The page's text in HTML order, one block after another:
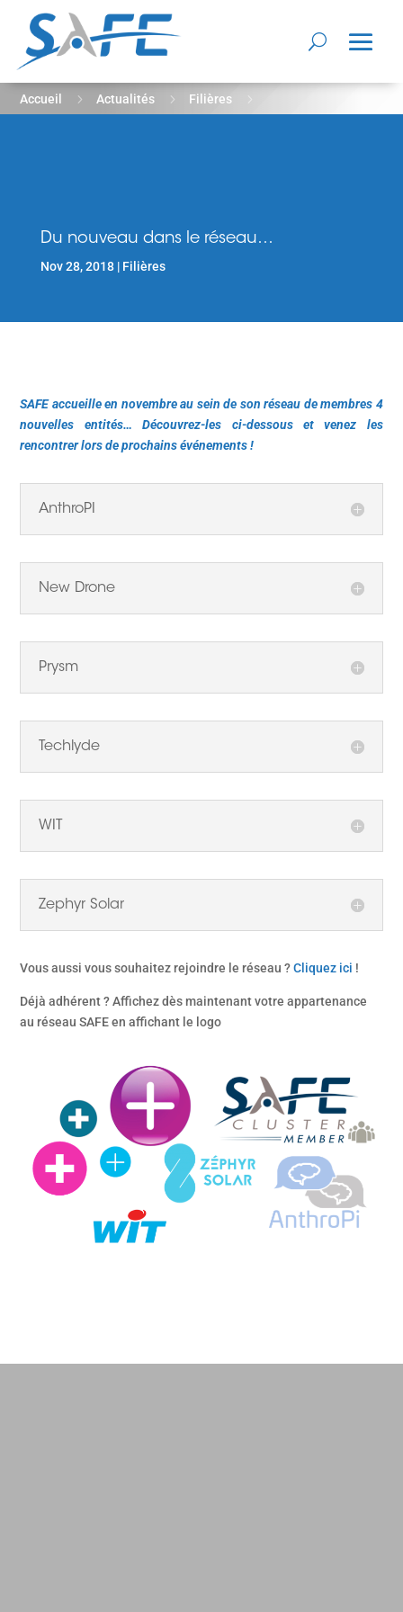
Accueil 5 Actualités 5 Filières
Du nouveau dans le réseau…
Nov 28, 2018 Filières
SAFE accueille en novembre au sein de son réseau de membres 4
nouvelles entités… Découvrez-les ci-dessous et venez les
rencontrer lors de prochains événements !
AnthroPI
New Drone
Prysm
Techlyde
WIT
Zephyr Solar
Vous aussi vous souhaitez rejoindre le réseau ?Cliquez ici !
Déjà adhérent ? Affichez dès maintenant votre appartenance
au réseau SAFE en affichant le logo